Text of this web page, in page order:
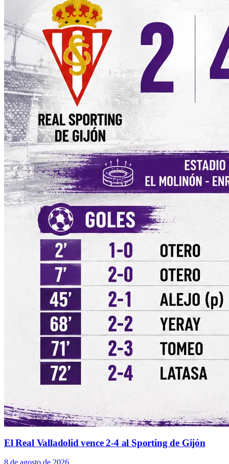
El Real Valladolid vence 2-4 al Sporting de Gijón
8 de agosto de 2026